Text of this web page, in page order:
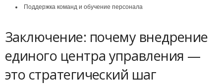
Поддержка команд и обучение персонала
Заключение: почему внедрение
единого центра управления —
это стратегический шаг